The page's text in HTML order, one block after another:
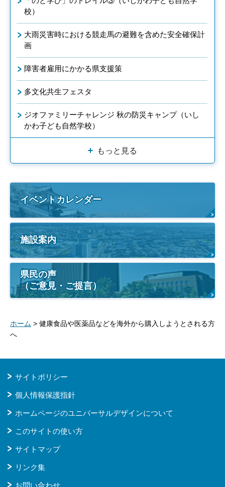
校）
大雨災害時における競走馬の避難を含めた安全確保計
画
障害者雇用にかかる県支援策
多文化共生フェスタ
ジオファミリーチャレンジ 秋の防災キャンプ（いし
かわ子ども自然学校）
もっと見る
イベントカレンダー
施設案内
県民の声
（ご意見・ご提言）
ホーム > 健康食品や医薬品などを海外から購入しようとされる方
へ
サイトポリシー
個人情報保護指針
ホームページのユニバーサルデザインについて
このサイトの使い方
サイトマップ
リンク集
お問い合わせ